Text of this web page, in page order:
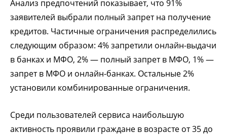
Анализ предпочтений показывает, что 91%
заявителей выбрали полный запрет на получение
кредитов. Частичные ограничения распределились
следующим образом: 4% запретили онлайн-выдачи
в банках и МФО, 2%— полный запрет в МФО, 1%—
запрет в МФО и онлайн-банках. Остальные 2%
установили комбинированные ограничения.
Среди пользователей сервиса наибольшую
активность проявили граждане в возрасте от 35 до